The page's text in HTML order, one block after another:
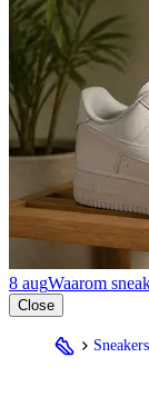
8 augWaarom
Close
Sneakers